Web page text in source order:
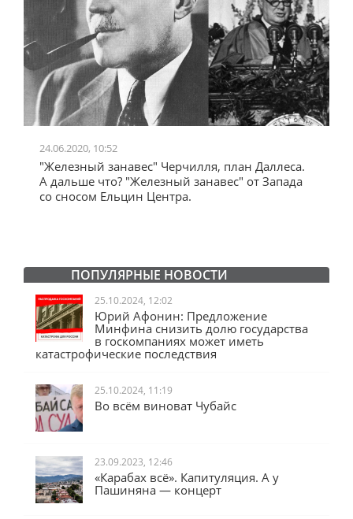
24.06.2020, 10:52
"Железный занавес" Черчилля, план Даллеса.
А дальше что? "Железный занавес" от Запада
со сносом Ельцин Центра.
ПОПУЛЯРНЫЕ НОВОСТИ
25.10.2024, 12:02
Юрий Афонин: Предложение
Минфина снизить долю государства
в госкомпаниях может иметь
катастрофические последствия
25.10.2024, 11:19
Во всём виноват Чубайс
23.09.2023, 12:46
«Карабах всё». Капитуляция. А у
Пашиняна — концерт